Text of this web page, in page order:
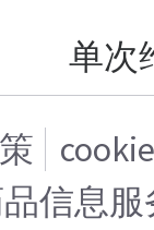
单次
信息服